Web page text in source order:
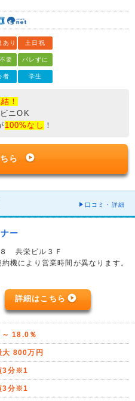
あり 土日祝
要 バレずに
者 学生
！
ニOK
100%なし ！
ら
口コミ・詳細
ー
共栄ビル３Ｆ
機により営業時間が異なります。
詳細はこちら
18.0％
大 800万円
3分※1
3分※1